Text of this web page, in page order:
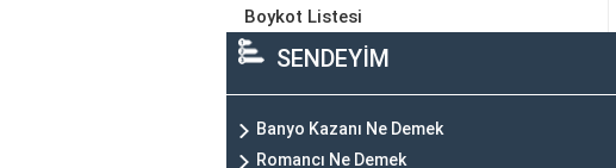
Boykot Listesi
SENDEYİM
Banyo Kazanı Ne Demek
Romancı Ne Demek